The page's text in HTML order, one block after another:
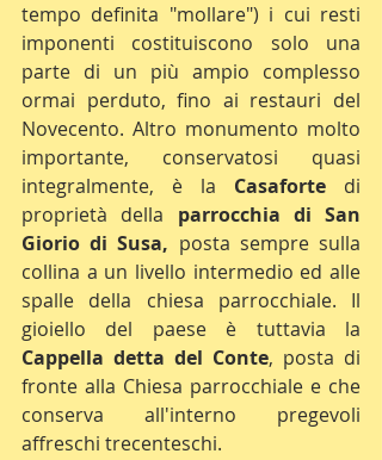
tempo definita "mollare") i cui resti
imponenti costituiscono solo una
parte di un più ampio complesso
ormai perduto, fino ai restauri del
Novecento. Altro monumento molto
importante, conservatosi quasi
integralmente, è la Casaforte di
proprietà della parrocchia di San
Giorio di Susa, posta sempre sulla
collina a un livello intermedio ed alle
spalle della chiesa parrocchiale. Il
Cappella detta del Conte, posta di
fronte alla Chiesa parrocchiale e che
conserva all'interno pregevoli
affreschi trecenteschi.